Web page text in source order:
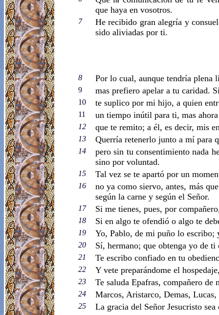
que haya en vosotros.
7
He recibido gran alegría y
sido aliviadas por ti.
8 Por lo cual, aunque tendría plena
9 mas prefiero apelar a tu caridad.
10 te suplico por mi hijo, a quien
11 un tiempo inútil para ti, mas
12 que te remito; a él, es decir, mis
13 Querría retenerlo junto a mí para
14
pero sin tu consentimiento nada
sino por voluntad.
15 Tal vez se te apartó por un
16
no ya como siervo, antes, más
según la carne y según el Señor.
17 Si me tienes, pues, por
18 Si en algo te ofendió o algo te
19 Yo, Pablo, de mi puño lo escribo;
20 Sí, hermano; que obtenga yo de
21 Te escribo confiado en tu
22 Y vete preparándome el
23 Te saluda Epafras, compañero de
24 Marcos, Aristarco, Demas,
25 La gracia del Señor Jesucristo